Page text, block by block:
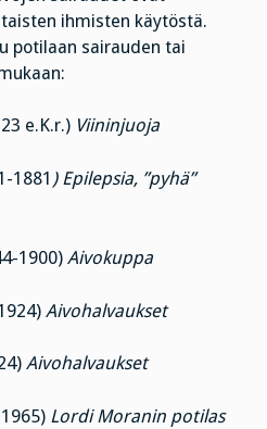
ihmisten käytöstä.
potilaan sairauden tai
e.K.r.) Viininjuoja
1881 ) Epilepsia, ”pyhä”
1900) Aivokuppa
Aivohalvaukset
Aivohalvaukset
Lordi Moranin potilas